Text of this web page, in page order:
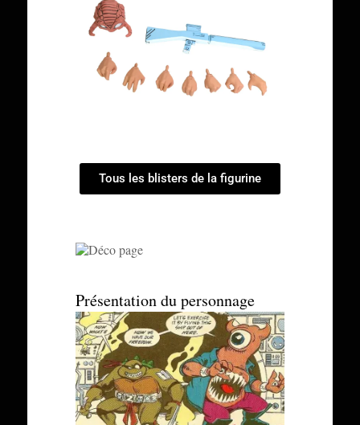
Tous les blisters de la figurine
Présentation du personnage